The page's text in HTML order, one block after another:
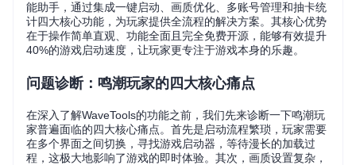
能助手，通过集成一键启动、画质优化、多账号管理和抽卡统
计四大核心功能，为玩家提供全流程的解决方案。其核心优势
在于操作简单直观、功能全面且完全免费开源，能够有效提升
40%的游戏启动速度，让玩家更专注于游戏本身的乐趣。
问题诊断：鸣潮玩家的四大核心痛点
在深入了解WaveTools的功能之前，我们先来诊断一下鸣潮玩
家普遍面临的四大核心痛点。首先是启动流程繁琐，玩家需要
在多个界面之间切换，寻找游戏启动器，等待漫长的加载过
程，这极大地影响了游戏的即时体验。其次，画质设置复杂，